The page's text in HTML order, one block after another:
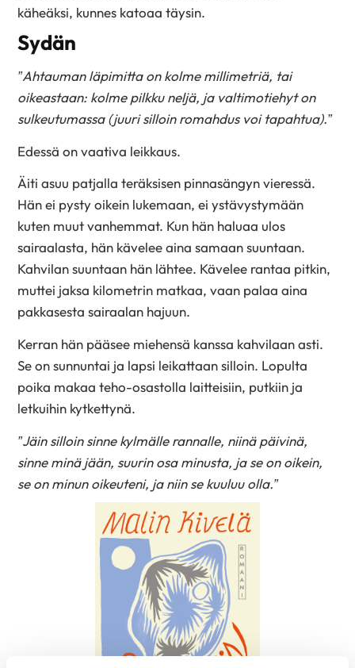
käheäksi, kunnes katoaa täysin.
Sydän
”Ahtauman läpimitta on kolme millimetriä, tai
oikeastaan: kolme pilkku neljä, ja valtimotiehyt on
sulkeutumassa (juuri silloin romahdus voi tapahtua).”
Edessä on vaativa leikkaus.
Äiti asuu patjalla teräksisen pinnasängyn vieressä.
Hän ei pysty oikein lukemaan, ei ystävystymään
kuten muut vanhemmat. Kun hän haluaa ulos
sairaalasta, hän kävelee aina samaan suuntaan.
Kahvilan suuntaan hän lähtee. Kävelee rantaa pitkin,
muttei jaksa kilometrin matkaa, vaan palaa aina
pakkasesta sairaalan hajuun.
Kerran hän pääsee miehensä kanssa kahvilaan asti.
Se on sunnuntai ja lapsi leikattaan silloin. Lopulta
poika makaa teho-osastolla laitteisiin, putkiin ja
letkuihin kytkettynä.
”Jäin silloin sinne kylmälle rannalle, niinä päivinä,
sinne minä jään, suurin osa minusta, ja se on oikein,
se on minun oikeuteni, ja niin se kuuluu olla.”